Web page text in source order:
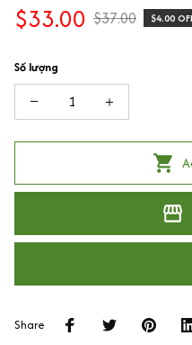
$33.00 $37.00 $4.00
Số lượng
Share